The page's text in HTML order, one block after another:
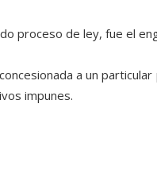
proceso de ley, fue el
a un
impunes.